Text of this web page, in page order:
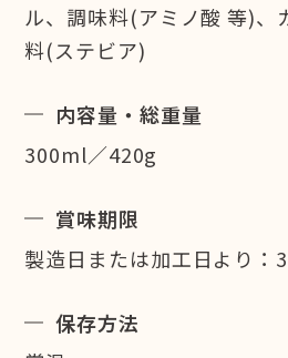
ル、調味料(アミノ酸 等)、
料(ステビア)
内容量・総重量
300ml／420g
賞味期限
製造日または加工日より：
保存方法